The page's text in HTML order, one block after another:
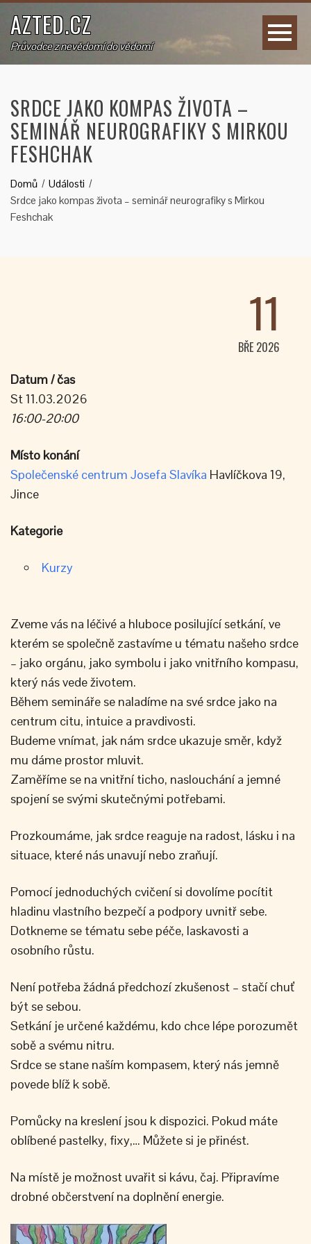
AZTED.CZ
Průvodce z nevědomí do vědomí
SRDCE JAKO KOMPAS ŽIVOTA –
SEMINÁŘ NEUROGRAFIKY S MIRKOU
FESHCHAK
Domů
Události
Srdce jako kompas života – seminář neurografiky s Mirkou
Feshchak
11
BŘE 2026
Datum / čas
St 11.03.2026
16:00-20:00
Místo konání
Společenské centrum Josefa Slavíka Havlíčkova 19,
Jince
Kategorie
Kurzy
Zveme vás na léčivé a hluboce posilující setkání, ve
kterém se společně zastavíme u tématu našeho srdce
– jako orgánu, jako symbolu i jako vnitřního kompasu,
který nás vede životem.
Během semináře se naladíme na své srdce jako na
centrum citu, intuice a pravdivosti.
Budeme vnímat, jak nám srdce ukazuje směr, když
mu dáme prostor mluvit.
Zaměříme se na vnitřní ticho, naslouchání a jemné
spojení se svými skutečnými potřebami.
Prozkoumáme, jak srdce reaguje na radost, lásku i na
situace, které nás unavují nebo zraňují.
Pomocí jednoduchých cvičení si dovolíme pocítit
hladinu vlastního bezpečí a podpory uvnitř sebe.
Dotkneme se tématu sebe péče, laskavosti a
osobního růstu.
Není potřeba žádná předchozí zkušenost – stačí chuť
být se sebou.
Setkání je určené každému, kdo chce lépe porozumět
sobě a svému nitru.
Srdce se stane naším kompasem, který nás jemně
povede blíž k sobě.
Pomůcky na kreslení jsou k dispozici. Pokud máte
oblíbené pastelky, fixy,… Můžete si je přinést.
Na místě je možnost uvařit si kávu, čaj. Připravíme
drobné občerstvení na doplnění energie.